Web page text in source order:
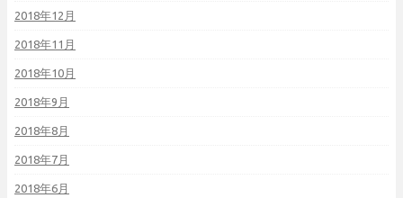
2018年12月
2018年11月
2018年10月
2018年9月
2018年8月
2018年7月
2018年6月